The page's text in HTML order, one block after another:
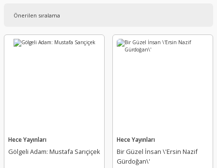
Hece Yayınları
Gölgeli Adam: Mustafa Sarıçiçek
Hece Yayınları
Bir Güzel İnsan \'Ersin Nazif
Gürdoğan\'